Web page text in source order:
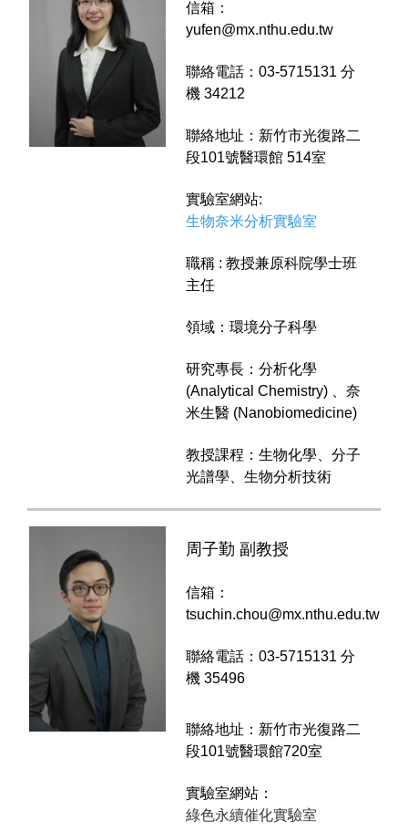
信箱：
yufen@mx.nthu.edu.tw
聯絡電話：03-5715131 分
機 34212
聯絡地址：新竹市光復路二
段101號醫環館 514室
實驗室網站:
生物奈米分析實驗室
職稱 : 教授兼原科院學士班
主任
領域：環境分子科學
研究專長：分析化學
(Analytical Chemistry) 、奈
米生醫 (Nanobiomedicine)
教授課程：生物化學、分子
光譜學、生物分析技術
周子勤 副教授
信箱：
tsuchin.chou@mx.nthu.edu.tw
聯絡電話：03-5715131 分
機 35496
聯絡地址：新竹市光復路二
段101號醫環館720室
實驗室網站：
綠色永續催化實驗室